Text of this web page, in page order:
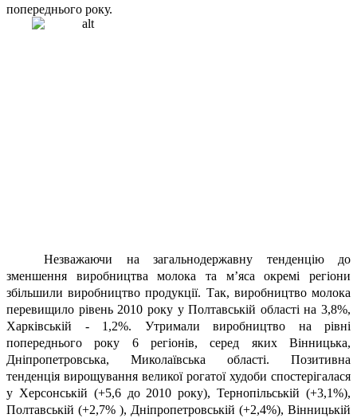
попереднього року.
Незважаючи на загальнодержавну тенденцію до
зменшення виробництва молока та м’яса окремі регіони
збільшили виробництво продукції. Так, виробництво молока
перевищило рівень 2010 року у Полтавській області на 3,8%,
Харківській - 1,2%. Утримали виробництво на рівні
попереднього року 6 регіонів, серед яких Вінницька,
Дніпропетровська, Миколаївська області. Позитивна
тенденція вирощування великої рогатої худоби спостерігалася
у Херсонській (+5,6 до 2010 року), Тернопільській (+3,1%),
Полтавській (+2,7% ), Дніпропетровській (+2,4%), Вінницькій